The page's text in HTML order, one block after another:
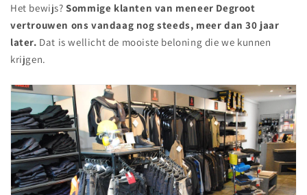
Het bewijs?Sommige klanten van meneer Degroot
vertrouwen ons vandaag nog steeds, meer dan 30 jaar
later. Dat is wellicht de mooiste beloning die we kunnen
krijgen.